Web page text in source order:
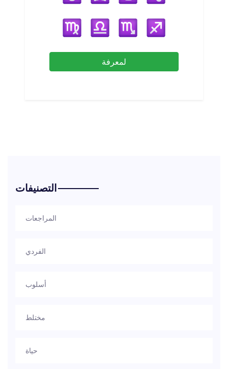
لمعرفة
التصنيفات
المراجعات
الفردي
أسلوب
مختلط
حياة